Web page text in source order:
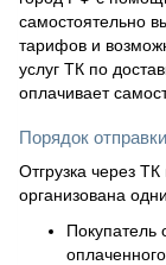
самостоятельно
тарифов и
услуг ТК по
оплачивает
Порядок
Отгрузка через
организована
Покупатель